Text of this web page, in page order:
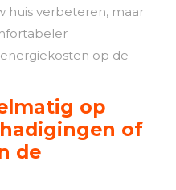
huis verbeteren, maar
op de
op
of
de